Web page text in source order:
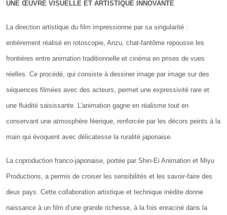
UNE ŒUVRE VISUELLE ET ARTISTIQUE INNOVANTE
La direction artistique du film impressionne par sa singularité :
entièrement réalisé en rotoscopie, Anzu, chat-fantôme repousse les
frontières entre animation traditionnelle et cinéma en prises de vues
réelles. Ce procédé, qui consiste à dessiner image par image sur des
séquences filmées avec des acteurs, permet une expressivité rare et
une fluidité saisissante. L'animation gagne en réalisme tout en
conservant une atmosphère féerique, renforcée par les décors peints à la
main qui évoquent avec délicatesse la ruralité japonaise.
La coproduction franco-japonaise, portée par Shin-Ei Animation et Miyu
Productions, a permis de croiser les sensibilités et les savoir-faire des
deux pays. Cette collaboration artistique et technique inédite donne
naissance à un film d’une grande richesse, à la fois enraciné dans la